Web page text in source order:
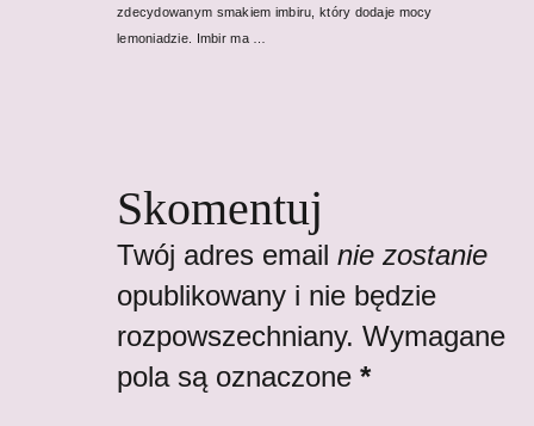
zdecydowanym smakiem imbiru, który dodaje mocy
lemoniadzie. Imbir ma …
Skomentuj
Twój adres email nie zostanie
opublikowany i nie będzie
rozpowszechniany. Wymagane
pola są oznaczone *